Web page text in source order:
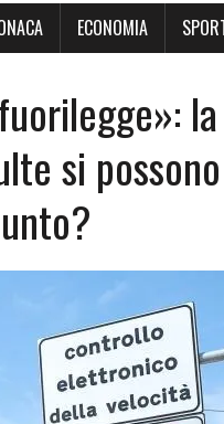
ECONOMIA
la
si